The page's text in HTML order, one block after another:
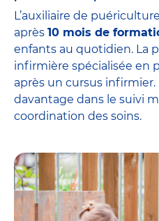
L’auxiliaire de
après 10 mois de
enfants au quotidien. La
infirmière spécialisée en
après un cursus
davantage dans le suivi
coordination des soins.